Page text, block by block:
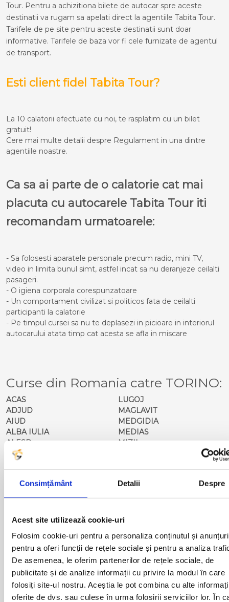
Consimțământ Detalii Despre
Acest site utilizează cookie-uri
Folosim cookie-uri pentru a personaliza conținutul și
pentru a oferi funcții de rețele sociale și pentru a analiza
De asemenea, le oferim partenerilor de rețele sociale, de
publicitate și de analize informații cu privire la modul în care
folosiți site-ul nostru. Aceștia le pot combina cu alte
oferite de dvs. sau culese în urma folosirii serviciilor lor. În
Tour. Pentru a achizitiona bilete de autocar spre aceste
destinatii va rugam sa apelati direct la agentiile Tabita Tour.
Tarifele de pe site pentru aceste destinatii sunt doar
informative. Tarifele de baza vor fi cele furnizate de agentul
de transport.
Esti client fidel Tabita Tour?
La 10 calatorii efectuate cu noi, te rasplatim cu un bilet
gratuit!
Cere mai multe detalii despre Regulament in una dintre
agentiile noastre.
Ca sa ai parte de o calatorie cat mai
placuta cu autocarele Tabita Tour iti
recomandam urmatoarele:
- Sa folosesti aparatele personale precum radio, mini TV,
video in limita bunul simt, astfel incat sa nu deranjeze ceilalti
pasageri.
- O igiena corporala corespunzatoare
- Un comportament civilizat si politicos fata de ceilalti
participanti la calatorie
- Pe timpul cursei sa nu te deplasezi in picioare in interiorul
autocarului atata timp cat acesta se afla in miscare
Curse din Romania catre TORINO:
ACAS
ADJUD
AIUD
ALBA IULIA
ALESD
ALEXANDRIA
BAIA MARE
BAILE HERCULANE
BALS-IS
BARCA
BARLAD
BECHET
BECLEAN
BISTRET
BISTRITA
LUGOJ
MAGLAVIT
MEDGIDIA
MEDIAS
MIZIL
OLTENITA
ONESTI
ORSOVA
PERICEI
PERISOR
PETROSANI
PIATRA NEAMT
PISCU VECHI
PITESTI